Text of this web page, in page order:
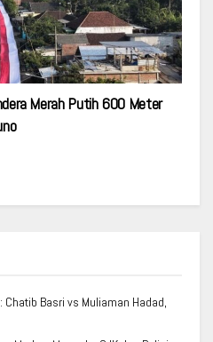
Merah Putih 600 Meter
Chatib Basri vs Muliaman Hadad,